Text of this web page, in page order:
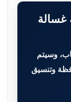
غسالة
وسيتم
وتنسيق